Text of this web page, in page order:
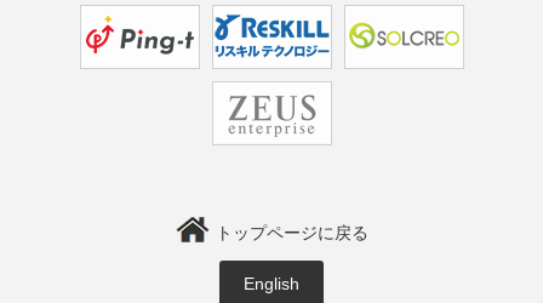
トップページに戻る
English